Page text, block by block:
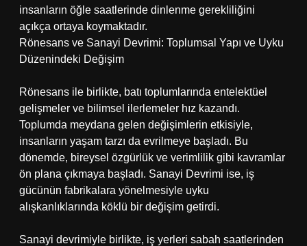
insanların öğle saatlerinde dinlenme gerekliliğini
açıkça ortaya koymaktadır.
Rönesans ve Sanayi Devrimi: Toplumsal Yapı ve Uyku
Düzenindeki Değişim
Rönesans ile birlikte, batı toplumlarında entelektüel
gelişmeler ve bilimsel ilerlemeler hız kazandı.
Toplumda meydana gelen değişimlerin etkisiyle,
insanların yaşam tarzı da evrilmeye başladı. Bu
dönemde, bireysel özgürlük ve verimlilik gibi kavramlar
ön plana çıkmaya başladı. Sanayi Devrimi ise, iş
gücünün fabrikalara yönelmesiyle uyku
alışkanlıklarında köklü bir değişim getirdi.
Sanayi devrimiyle birlikte, iş yerleri sabah saatlerinden